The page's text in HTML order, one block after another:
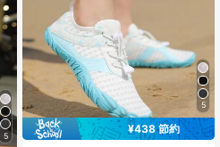
5
5
¥438 節約